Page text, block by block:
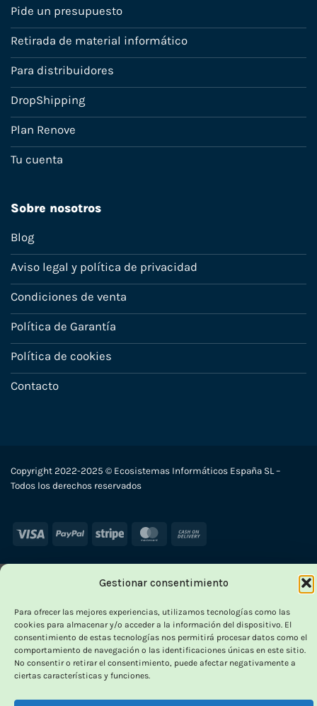
Gestionar consentimiento
Para ofrecer las mejores experiencias, utilizamos tecnologías como las
cookies para almacenar y/o acceder a la información del dispositivo. El
consentimiento de estas tecnologías nos permitirá procesar datos como el
comportamiento de navegación o las identificaciones únicas en este sitio.
No consentir o retirar el consentimiento, puede afectar negativamente a
ciertas características y funciones.
Pide un presupuesto
Retirada de material informático
Para distribuidores
DropShipping
Plan Renove
Tu cuenta
Sobre nosotros
Blog
Aviso legal y política de privacidad
Condiciones de venta
Política de Garantía
Política de cookies
Contacto
Copyright 2022-2025 © Ecosistemas Informáticos España SL –
Todos los derechos reservados
Visa PayPal Stripe MasterCard
OUTLET VORPC